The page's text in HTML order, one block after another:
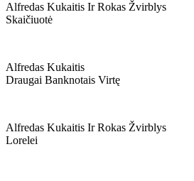
Alfredas Kukaitis Ir Rokas Žvirblys
Skaičiuotė
Alfredas Kukaitis
Draugai Banknotais Virtę
Alfredas Kukaitis Ir Rokas Žvirblys
Lorelei